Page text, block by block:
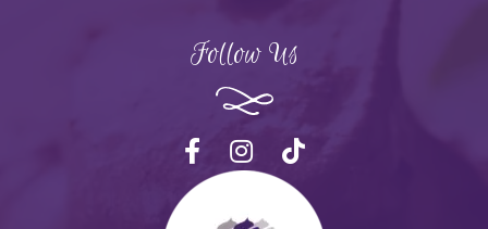
Follow Us